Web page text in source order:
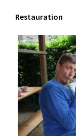
Restauration